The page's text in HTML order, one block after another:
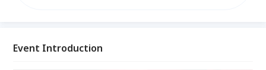
作者現場交流 等精彩內容
Event Introduction